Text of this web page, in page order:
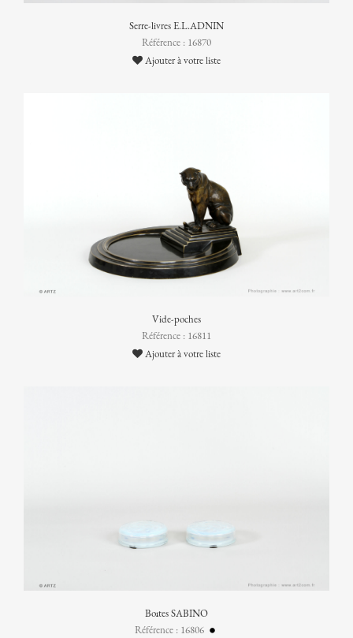
Serre-livres E.L.ADNIN
Référence : 16870
Ajouter à votre liste
Vide-poches
Référence : 16811
Ajouter à votre liste
Boîtes SABINO
Référence : 16806